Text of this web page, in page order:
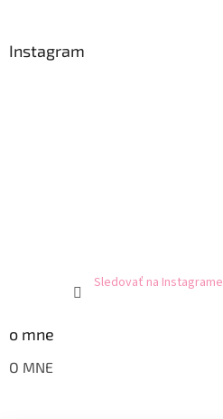
Instagram
Sledovať na Instagrame
o mne
O MNE